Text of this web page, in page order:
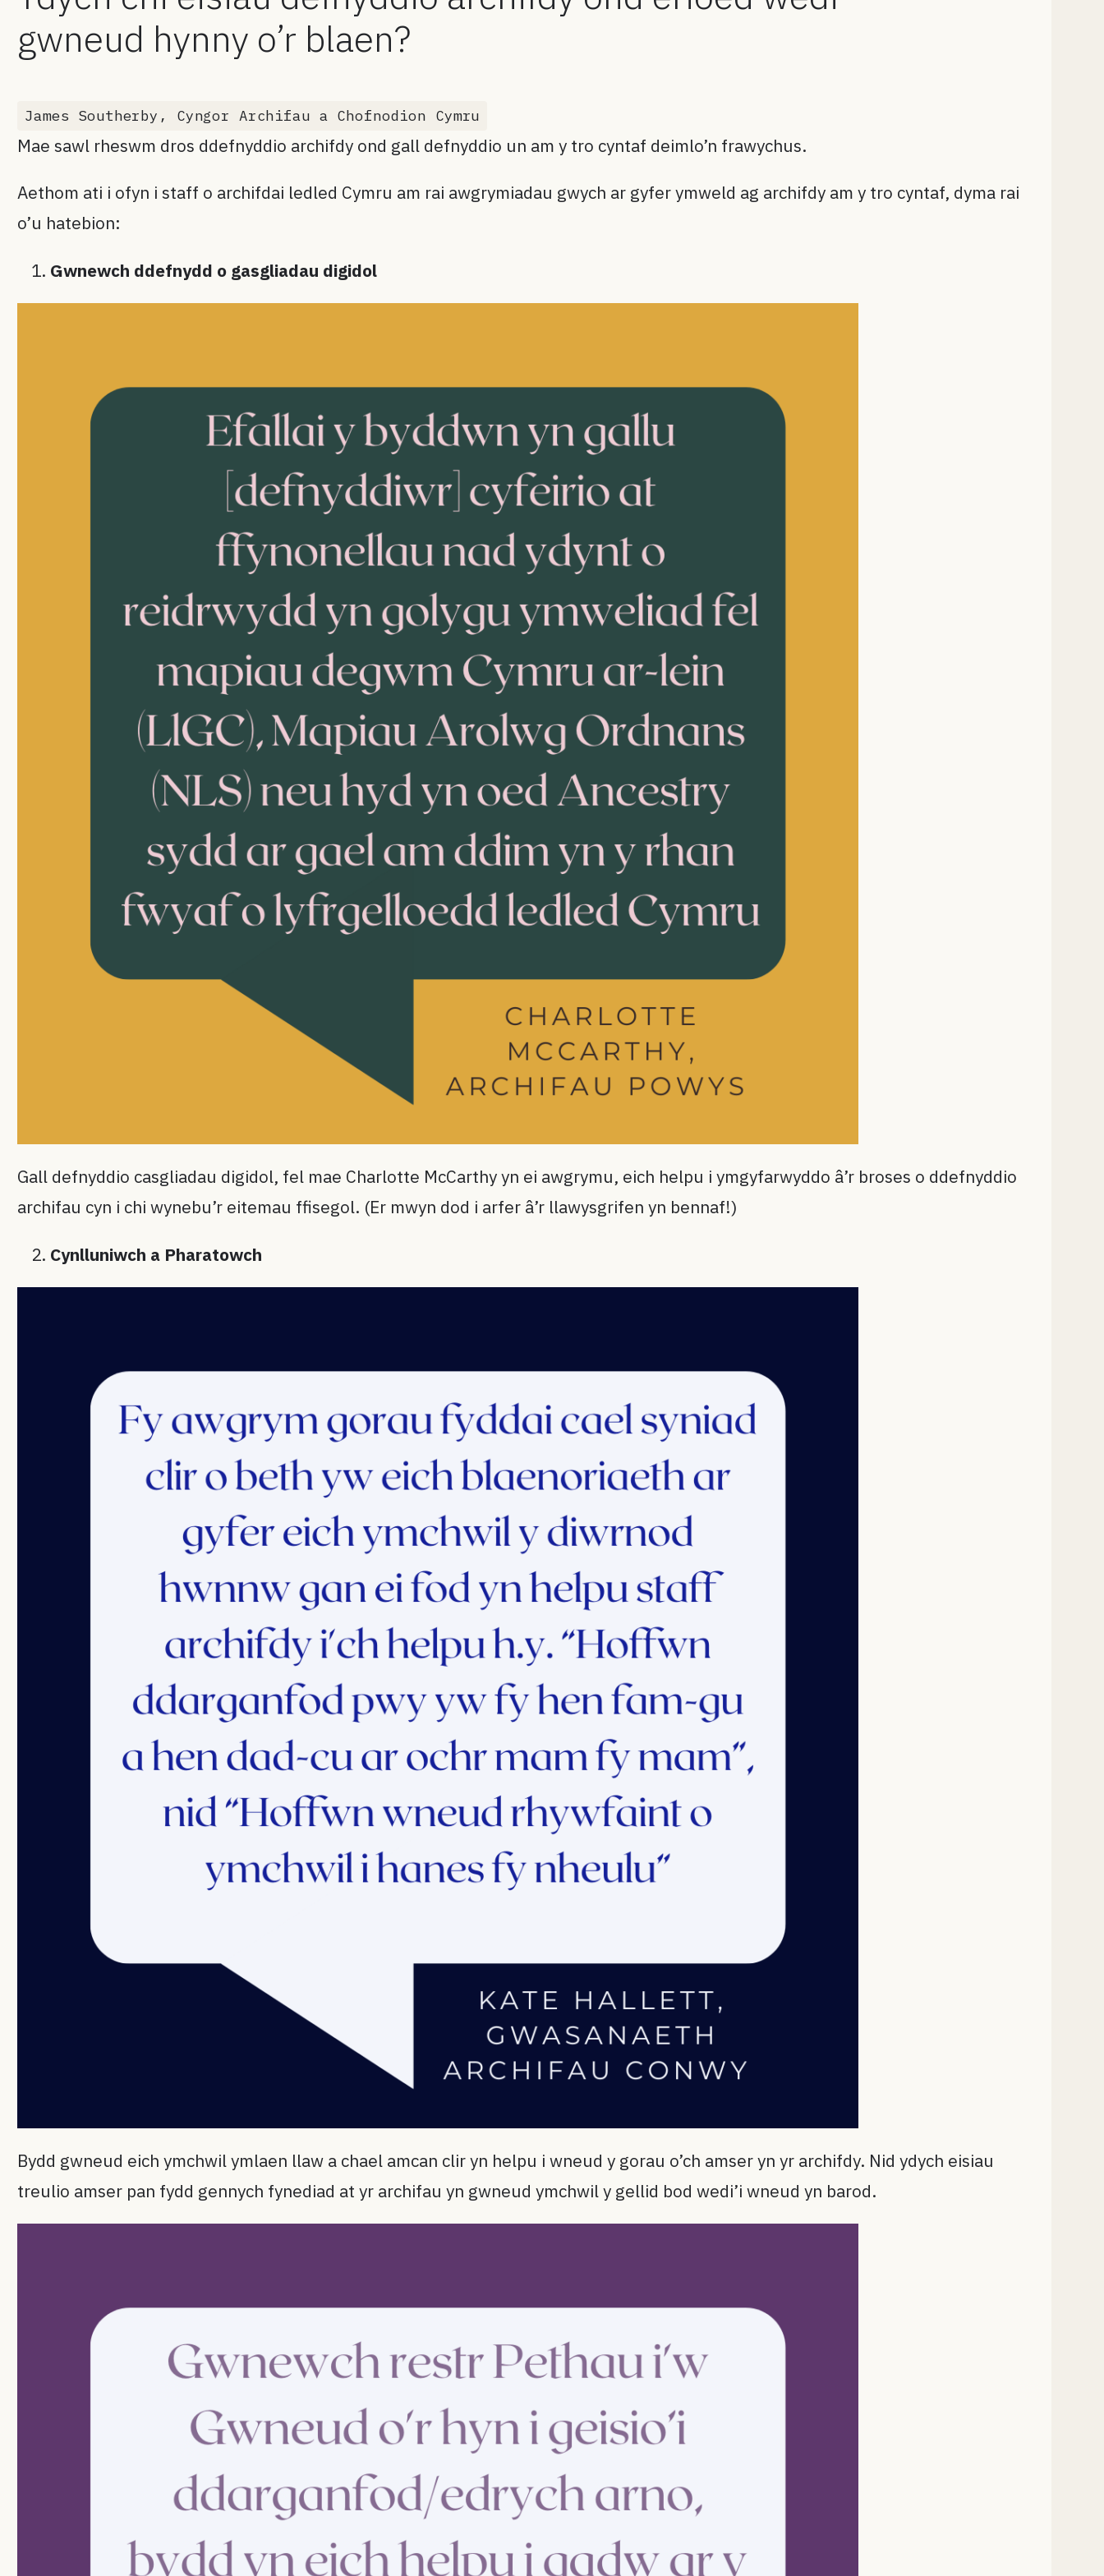
gwneud hynny o’r blaen?
James Southerby, Cyngor Archifau a Chofnodion Cymru
Mae sawl rheswm dros ddefnyddio archifdy ond gall defnyddio un am y tro cyntaf deimlo’n frawychus.
Aethom ati i ofyn i staff o archifdai ledled Cymru am rai awgrymiadau gwych ar gyfer ymweld ag archifdy am y tro cyntaf, dyma rai
o’u hatebion:
Gwnewch ddefnydd o gasgliadau digidol
Gall defnyddio casgliadau digidol, fel mae Charlotte McCarthy yn ei awgrymu, eich helpu i ymgyfarwyddo â’r broses o ddefnyddio
archifau cyn i chi wynebu’r eitemau ffisegol. (Er mwyn dod i arfer â’r llawysgrifen yn bennaf!)
Cynlluniwch a Pharatowch
Bydd gwneud eich ymchwil ymlaen llaw a chael amcan clir yn helpu i wneud y gorau o’ch amser yn yr archifdy. Nid ydych eisiau
treulio amser pan fydd gennych fynediad at yr archifau yn gwneud ymchwil y gellid bod wedi’i wneud yn barod.